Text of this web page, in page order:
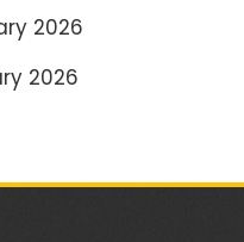
2026
2026